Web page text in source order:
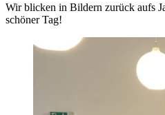
Wir blicken in Bildern zurück aufs
schöner Tag!